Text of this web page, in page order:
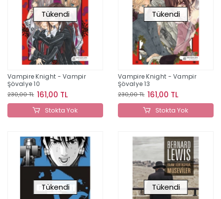
Tükendi
Vampire Knight - Vampir
Şövalye 10
230,00 TL 161,00 TL
Stokta Yok
Tükendi
Vampire Knight - Vampir
Şövalye 13
230,00 TL 161,00 TL
Stokta Yok
Tükendi Tükendi